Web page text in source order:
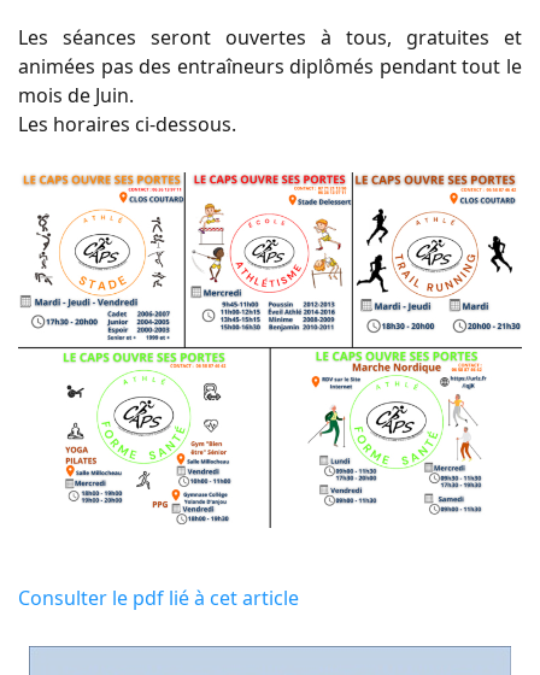
Les séances seront ouvertes à tous, gratuites et
animées pas des entraîneurs diplômés pendant tout le
mois de Juin.
Les horaires ci-dessous.
Consulter le pdf lié à cet article